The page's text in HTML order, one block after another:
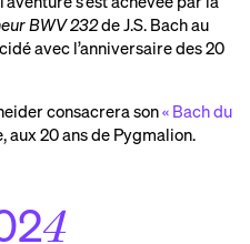
BWV 232de J.S. Bach au
avec l’anniversaire des 20
consacrera son« Bach du
aux 20 ans de Pygmalion.
4